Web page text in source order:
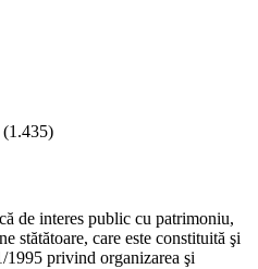
(1.435)
de interes public cu patrimoniu,
stătătoare, care este constituită şi
1995 privind organizarea şi